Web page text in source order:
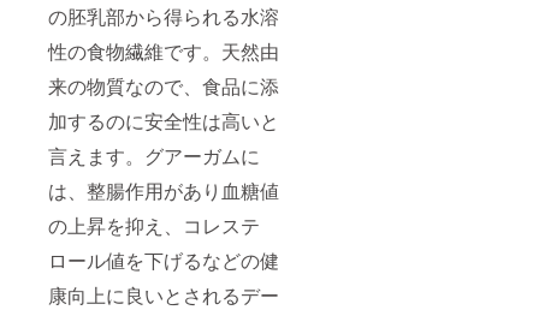
の胚乳部から得られる水溶
性の食物繊維です。天然由
来の物質なので、食品に添
加するのに安全性は高いと
言えます。グアーガムに
は、整腸作用があり血糖値
の上昇を抑え、コレステ
ロール値を下げるなどの健
康向上に良いとされるデー